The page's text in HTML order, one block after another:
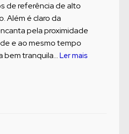
de referência de alto
Além é claro da
pela proximidade
e ao mesmo tempo
bem tranquila... Ler mais